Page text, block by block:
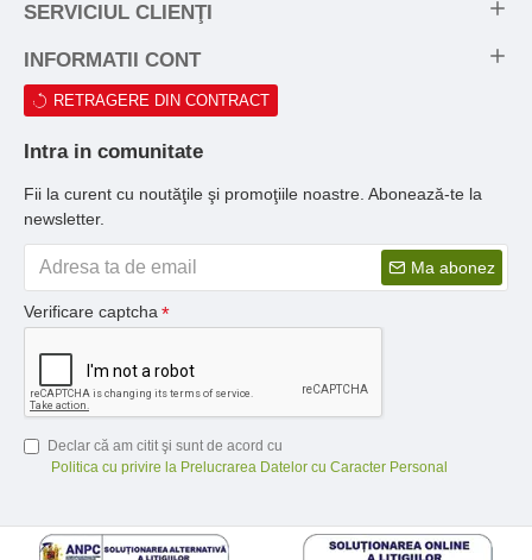
SERVICIUL CLIENŢI
INFORMATII CONT
RETRAGERE DIN CONTRACT
Intra in comunitate
Fii la curent cu noutăţile şi promoţiile noastre. Abonează-te la
newsletter.
Ma abonez
Verificare captcha
Declar că am citit şi sunt de acord cu
Politica cu privire la Prelucrarea Datelor cu Caracter Personal